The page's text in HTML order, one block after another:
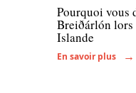
Pourquoi vous
Breiðárlón lors
Islande
En savoir plus